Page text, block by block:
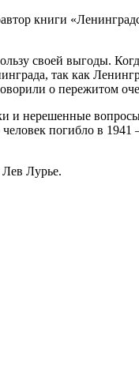
книги
своей выгоды.
так как
о пережитом
и нерешенные
погибло в
Лев Лурье.